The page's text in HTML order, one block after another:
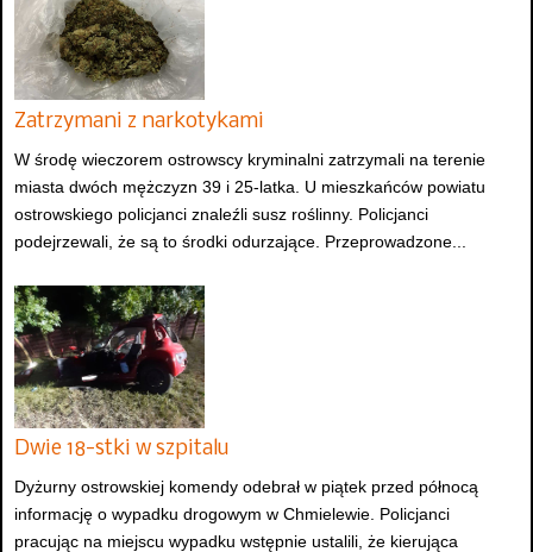
Zatrzymani z narkotykami
W środę wieczorem ostrowscy kryminalni zatrzymali na terenie
miasta dwóch mężczyzn 39 i 25-latka. U mieszkańców powiatu
ostrowskiego policjanci znaleźli susz roślinny. Policjanci
podejrzewali, że są to środki odurzające. Przeprowadzone...
Dwie 18-stki w szpitalu
Dyżurny ostrowskiej komendy odebrał w piątek przed północą
informację o wypadku drogowym w Chmielewie. Policjanci
pracując na miejscu wypadku wstępnie ustalili, że kierująca